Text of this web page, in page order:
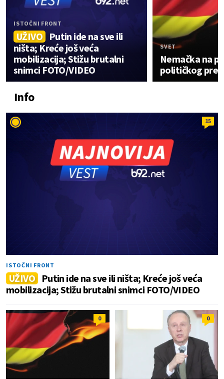
ISTOČNI FRONT
UŽIVO Putin ide na sve ili
ništa; Kreće još veća
mobilizacija; Stižu brutalni
snimci FOTO/VIDEO
SVET
Nemačka na
političkog
Info
15
ISTOČNI FRONT
UŽIVO Putin ide na sve ili ništa; Kreće još veća
mobilizacija; Stižu brutalni snimci FOTO/VIDEO
0 0